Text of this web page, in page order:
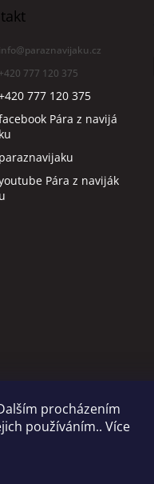
procházením
používáním.. Více
info@paraznavijaku.cz
+420 777 120 375
777 120 375
Pára z navijá
ku
paraznavijaku
Pára z naviják
u